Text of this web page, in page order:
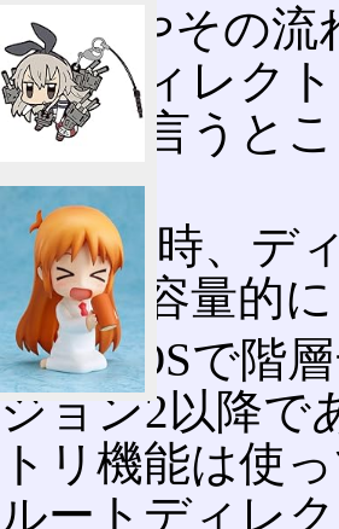
CP/Mやその流
階層ディレク
は今で言うと
た。
この当時、デ
なく、容量的
MS-DOSで階
ジョン2以降で
トリ機能は使
ルートディレ